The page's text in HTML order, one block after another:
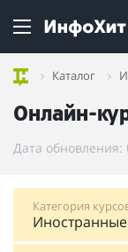
Каталог
Онлайн-
Дата обновления:
Категория